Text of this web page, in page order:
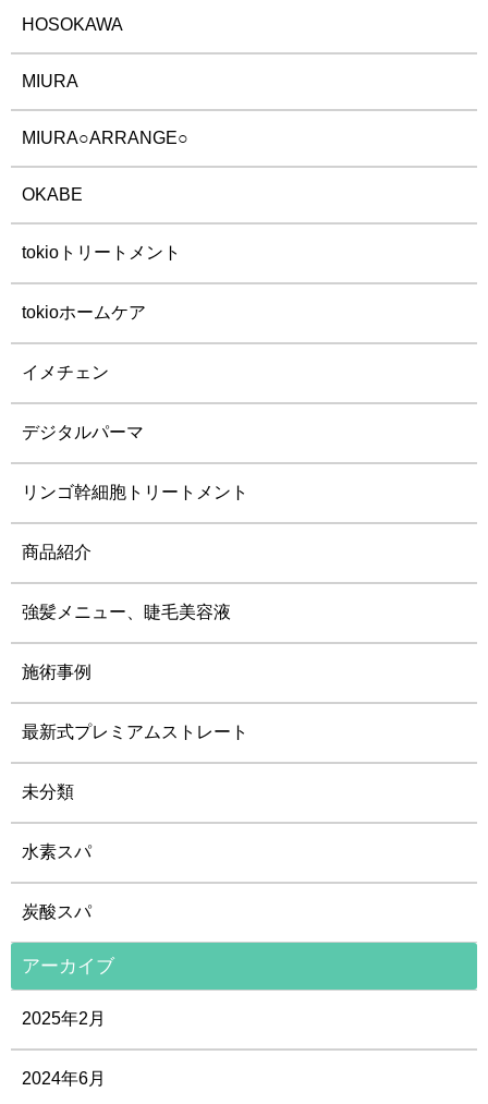
HOSOKAWA
MIURA
MIURA○ARRANGE○
OKABE
tokioトリートメント
tokioホームケア
イメチェン
デジタルパーマ
リンゴ幹細胞トリートメント
商品紹介
強髪メニュー、睫毛美容液
施術事例
最新式プレミアムストレート
未分類
水素スパ
炭酸スパ
アーカイブ
2025年2月
2024年6月